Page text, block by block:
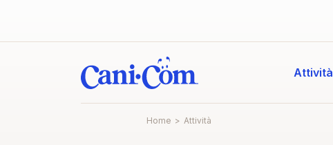
Attività
Home > Attività